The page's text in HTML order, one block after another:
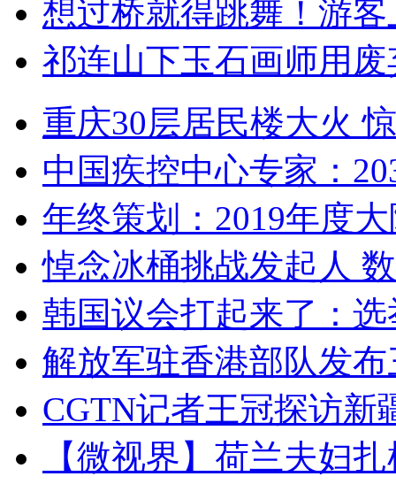
想过桥就得跳舞！游客
祁连山下玉石画师用
重庆30层居民楼大火
中国疾控中心专家：
年终策划：2019年度
悼念冰桶挑战发起人
韩国议会打起来了：
解放军驻香港部队发
CGTN记者王冠探访新
【微视界】荷兰夫妇